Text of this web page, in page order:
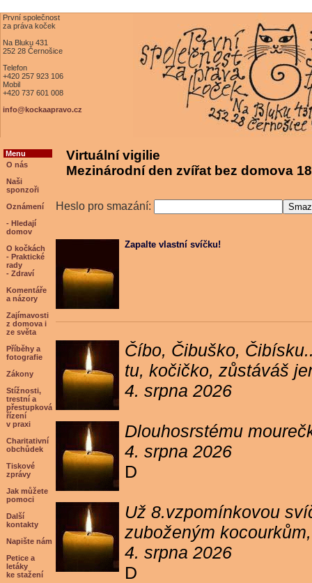
První společnost
za práva koček
Na Bluku 431
252 28 Černošice
Telefon
+420 257 923 106
Mobil
+420 737 601 008
info@kockaapravo.cz
Menu
O nás
Naši
sponzoři
Oznámení
- Hledají
domov
O kočkách
- Praktické
rady
- Zdraví
Komentáře
a názory
Zajímavosti
z domova i
ze světa
Příběhy a
fotografie
Zákony
Stížnosti,
trestní a
přestupková
řízení
v praxi
Charitativní
obchůdek
Tiskové
zprávy
Jak můžete
pomoci
Další
kontakty
Napište nám
Petice a
letáky
ke stažení
Virtuální vigilie
Mezinárodní den zvířat bez domova
Heslo pro smazání:
Zapalte vlastní svíčku!
Číbo, Čibuško,
tu, kočičko, zůstáváš
4. srpna 2026
Dlouhosrstému
4. srpna 2026
D
Už 8.vzpomínkovou
zuboženým
4. srpna 2026
D